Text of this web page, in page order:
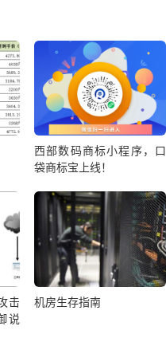
西部数码商标小程序，口
袋商标宝上线！
击
说
机房生存指南